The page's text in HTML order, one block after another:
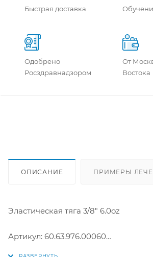
Быстрая доставка
Одобрено
Росздравнадзором
От
Востока
ОПИСАНИЕ ПРИМЕРЫ
Эластическая тяга 3/8" 6.0oz
Артикул: 60.63.976.00060